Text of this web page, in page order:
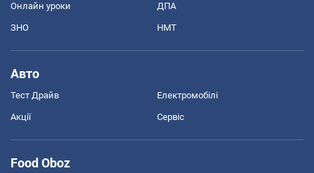
Онлайн уроки ДПА
ЗНО НМТ
Авто
Тест Драйв Електромобілі
Акції Сервіс
Food Oboz